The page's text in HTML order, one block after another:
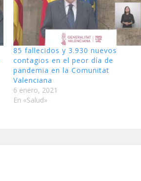
85 fallecidos y 3.930 nuevos
contagios en el peor día de
pandemia en la Comunitat
Valenciana
6 enero, 2021
En «Salud»